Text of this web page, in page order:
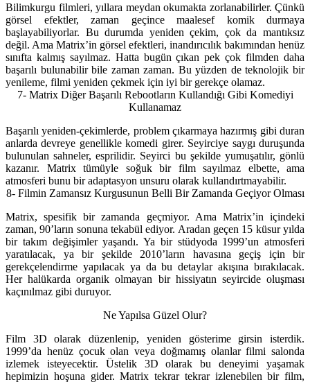
Bilimkurgu filmleri, yıllara meydan okumakta zorlanabilirler. Çünkü
görsel efektler, zaman geçince maalesef komik durmaya
başlayabiliyorlar. Bu durumda yeniden çekim, çok da mantıksız
değil. Ama Matrix’in görsel efektleri, inandırıcılık bakımından henüz
sınıfta kalmış sayılmaz. Hatta bugün çıkan pek çok filmden daha
başarılı bulunabilir bile zaman zaman. Bu yüzden de teknolojik bir
yenileme, filmi yeniden çekmek için iyi bir gerekçe olamaz.
7- Matrix Diğer Başarılı Rebootların Kullandığı Gibi Komediyi
Kullanamaz
Başarılı yeniden-çekimlerde, problem çıkarmaya hazırmış gibi duran
anlarda devreye genellikle komedi girer. Seyirciye saygı duruşunda
bulunulan sahneler, esprilidir. Seyirci bu şekilde yumuşatılır, gönlü
kazanır. Matrix tümüyle soğuk bir film sayılmaz elbette, ama
atmosferi bunu bir adaptasyon unsuru olarak kullandırtmayabilir.
8- Filmin Zamansız Kurgusunun Belli Bir Zamanda Geçiyor Olması
Matrix, spesifik bir zamanda geçmiyor. Ama Matrix’in içindeki
zaman, 90’ların sonuna tekabül ediyor. Aradan geçen 15 küsur yılda
bir takım değişimler yaşandı. Ya bir stüdyoda 1999’un atmosferi
yaratılacak, ya bir şekilde 2010’ların havasına geçiş için bir
gerekçelendirme yapılacak ya da bu detaylar akışına bırakılacak.
Her halükarda organik olmayan bir hissiyatın seyircide oluşması
kaçınılmaz gibi duruyor.
Ne Yapılsa Güzel Olur?
Film 3D olarak düzenlenip, yeniden gösterime girsin isterdik.
1999’da henüz çocuk olan veya doğmamış olanlar filmi salonda
izlemek isteyecektir. Üstelik 3D olarak bu deneyimi yaşamak
hepimizin hoşuna gider. Matrix tekrar tekrar izlenebilen bir film,